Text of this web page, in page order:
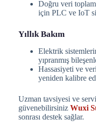
Doğru veri
için PLC ve IoT
Yıllık Bakım
Elektrik
yıpranmış
Hassasiyeti ve
yeniden kalibre
Uzman tavsiyesi ve
güvenebilirsiniz Wuxi
sonrası destek sağlar.